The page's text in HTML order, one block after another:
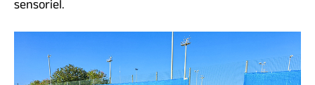
sensoriel.